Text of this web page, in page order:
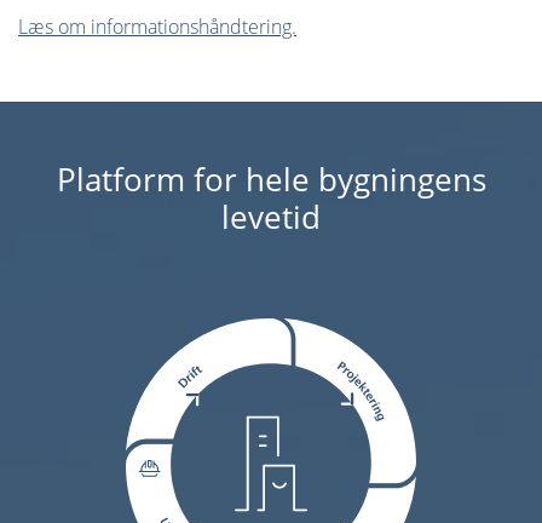
Læs om informationshåndtering.
Platform for hele bygningens
levetid